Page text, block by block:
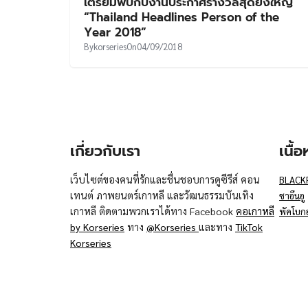
“Thailand Headlines Person of the
Year 2018”
BykorseriesOn04/09/2018
เกี่ยวกับเรา
เว็บไซต์ของคนที่รักและชื่นชอบการดูซีรีส์ คอน
เทนต์ ภาพยนตร์เกาหลี และวัฒนธรรมบันเทิง
เกาหลี ติดตามพวกเราได้ทาง Facebook คอเกาหลี
by Korseries ทาง @Korseries และทาง TikTok
Korseries
เนื้
ชาอึนอู
พัคโบก